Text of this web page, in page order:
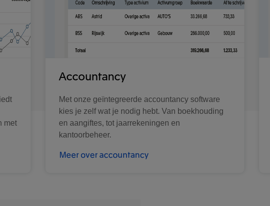
met
Accountancy
Met onze geïntegreerde accountancy software
kies je zelf wat je nodig hebt. Van boekhouding
en aangiftes, tot jaarrekeningen en
kantoorbeheer.
Meer over accountancy